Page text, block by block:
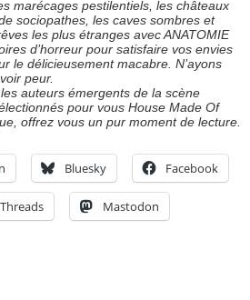
marécages pestilentiels, les châteaux
sociopathes, les caves sombres et
les plus étranges avec ANATOMIE
d’horreur pour satisfaire vos envies
le délicieusement macabre. N’ayons
peur.
auteurs émergents de la scène
pour vous House Made Of
offrez vous un pur moment de lecture.
Bluesky Facebook
Threads Mastodon